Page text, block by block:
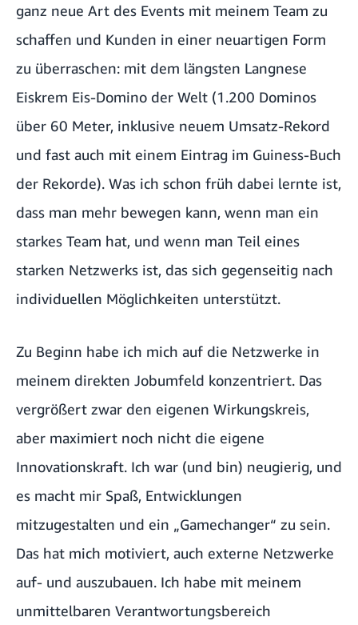
ganz neue Art des Events mit meinem Team zu
schaffen und Kunden in einer neuartigen Form
zu überraschen: mit dem längsten Langnese
Eiskrem Eis-Domino der Welt (1.200 Dominos
über 60 Meter, inklusive neuem Umsatz-Rekord
und fast auch mit einem Eintrag im Guiness-Buch
der Rekorde). Was ich schon früh dabei lernte ist,
dass man mehr bewegen kann, wenn man ein
starkes Team hat, und wenn man Teil eines
starken Netzwerks ist, das sich gegenseitig nach
individuellen Möglichkeiten unterstützt.
Zu Beginn habe ich mich auf die Netzwerke in
meinem direkten Jobumfeld konzentriert. Das
vergrößert zwar den eigenen Wirkungskreis,
aber maximiert noch nicht die eigene
Innovationskraft. Ich war (und bin) neugierig, und
es macht mir Spaß, Entwicklungen
mitzugestalten und ein „Gamechanger“ zu sein.
Das hat mich motiviert, auch externe Netzwerke
auf- und auszubauen. Ich habe mit meinem
unmittelbaren Verantwortungsbereich